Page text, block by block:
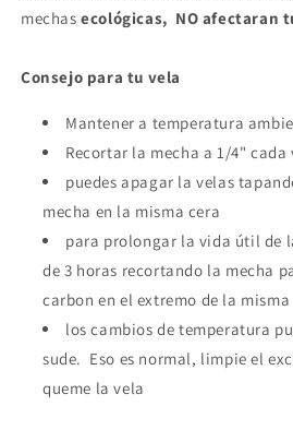
mechasecológicas, NO afectaran
Consejo para tu vela
Mantener a temperatura
Recortar la mecha a 1/4"
puedes apagar la velas
mecha en la misma cera
para prolongar la vida útil de
de 3 horas recortando la mecha
carbon en el extremo de la misma
los cambios de temperatura
sude. Eso es normal, limpie el
queme la vela